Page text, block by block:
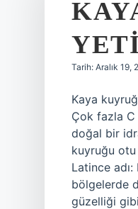
Tarih: Aralık 19,
Kaya
Çok fazla
doğal bir
kuyruğu otu
Latince adı:
bölgelerde
güzelliği